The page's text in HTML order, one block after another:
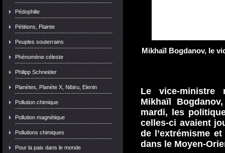
Pédophilie
Pétitions, Plainte
Peuples souterrains
Phénomène céleste
Philipp Schneider
Planètes, Planète X, Nibiru, Elenin
Pollution chimique
Pollution magnétique
Pollutions chimiques
Pour la paix dans le monde
Mikhaïl Bogdanov, le
Le vice-ministre
Mikhaïl
mardi, les
celles-ci avaient
de l’extrémisme
dans le Moyen-